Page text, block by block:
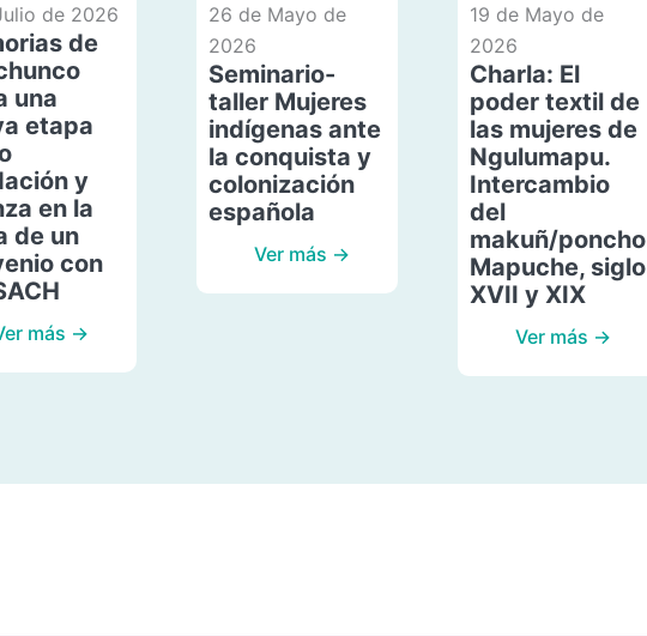
de 2026
de
una
etapa
y
en la
de un
con
más →
26 de Mayo de
2026
Seminario-
taller Mujeres
indígenas ante
la conquista y
colonización
española
Ver más →
19 de Mayo de
2026
Charla: El
poder textil de
las mujeres de
Ngulumapu.
Intercambio
del
makuñ/poncho
Mapuche, siglo
XVII y XIX
Ver más →